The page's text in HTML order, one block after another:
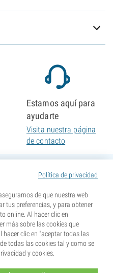
Política de privacidad
de que nuestra web
tus preferencias, y para obtener
online. Al hacer clic en
más sobre las cookies que
hacer clic en "aceptar todas las
todas las cookies tal y como se
y cookies.
Estamos aquí para
ayudarte
Visita nuestra página
de contacto